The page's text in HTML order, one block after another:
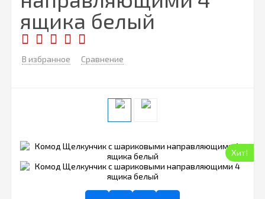
ящика белый
В избранное Сравнение
Хит!